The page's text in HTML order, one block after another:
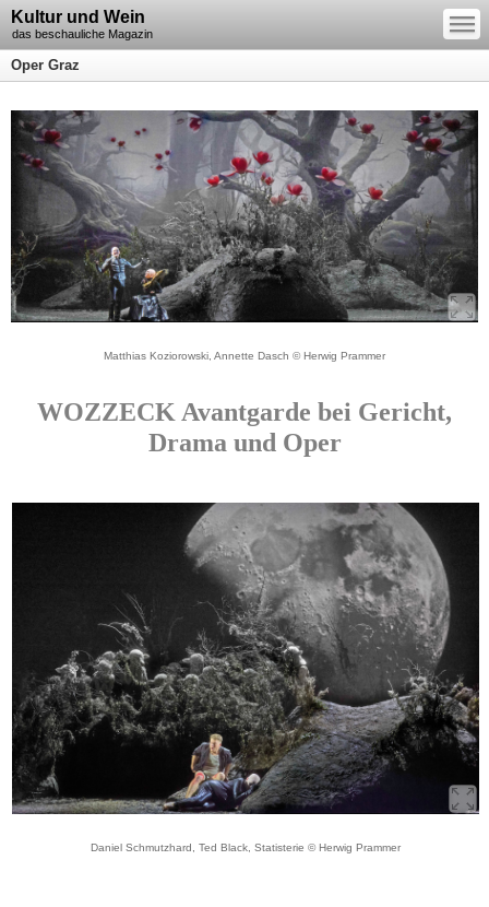
Kultur und Wein
das beschauliche Magazin
—
—
—
Oper Graz
Matthias Koziorowski, Annette Dasch © Herwig Prammer
WOZZECK Avantgarde bei Gericht,
Drama und Oper
Daniel Schmutzhard, Ted Black, Statisterie © Herwig Prammer